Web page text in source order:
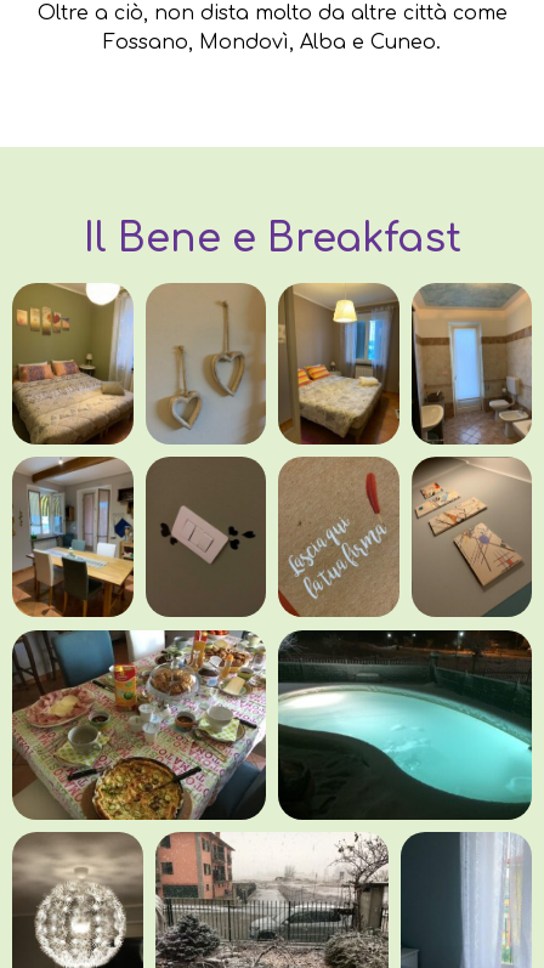
Oltre a ciò, non dista molto da altre città come
Fossano, Mondovì, Alba e Cuneo.
Il Bene e Breakfast